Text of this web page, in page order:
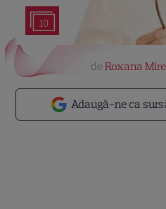
10
Adaugă-ne ca
deRoxana